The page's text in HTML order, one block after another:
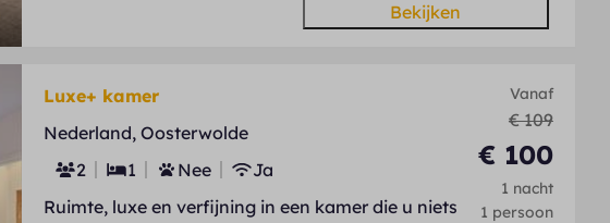
Bekijken
Vanaf
€ 109
€ 100
1 nacht
1 persoon
Luxe+ kamer
Nederland, Oosterwolde
2
1 Nee
Ja
Ruimte, luxe en verfijning in een kamer die u niets